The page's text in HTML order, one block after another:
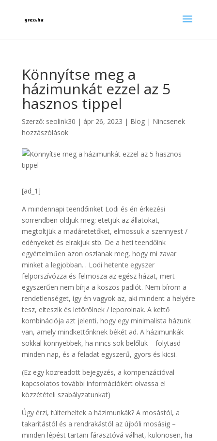
Könnyítse meg a
házimunkát ezzel az 5
hasznos tippel
Szerző: seolink30 | ápr 26, 2023 | Blog| Nincsenek
hozzászólások
[ad_1]
A mindennapi teendőinket Lodi és én érkezési
sorrendben oldjuk meg: etetjük az állatokat,
megtöltjük a madáretetőket, elmossuk a szennyest /
edényeket és elrakjuk stb. De a heti teendőink
egyértelműen azon oszlanak meg, hogy mi zavar
minket a legjobban. . Lodi hetente egyszer
felporszívózza és felmosza az egész házat, mert
egyszerűen nem bírja a koszos padlót. Nem bírom a
rendetlenséget, így én vagyok az, aki mindent a helyére
tesz, elteszik és letörölnek / leporolnak. A kettő
kombinációja azt jelenti, hogy egy minimalista házunk
van, amely mindkettőnknek békét ad. A házimunkák
sokkal könnyebbek, ha nincs sok belőlük – folytasd
minden nap, és a feladat egyszerű, gyors és kicsi.
(Ez egy közreadott bejegyzés, a kompenzációval
kapcsolatos további információkért olvassa el
közzétételi szabályzatunkat)
Úgy érzi, túlterheltek a házimunkák? A mosástól, a
takarítástól és a rendrakástól az újbóli mosásig –
minden lépést tartani fárasztóvá válhat, különösen, ha